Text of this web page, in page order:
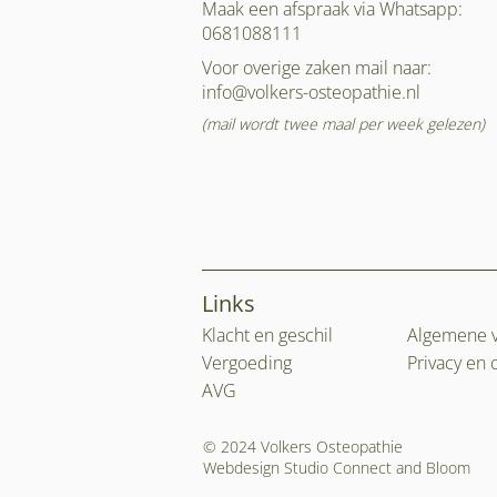
Maak een afspraak via Whatsapp:
0681088111
Voor overige zaken mail naar:
info@volkers-osteopathie.nl
(mail wordt twee maal per week gelezen)
Links
Klacht en geschil
Vergoeding
AVG
Algemene
Privacy en
© 2024 Volkers Osteopathie
Webdesign Studio Connect and Bloom